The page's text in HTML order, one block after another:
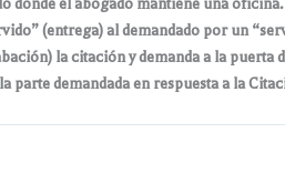
donde el abogado mantiene una
(entrega) al demandado por un
la citación y demanda a la puerta
parte demandada en respuesta a la